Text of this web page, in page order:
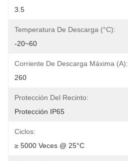
3.5
Temperatura De Descarga (°C):
-20~60
Corriente De Descarga Máxima (A):
260
Protección Del Recinto:
Protección IP65
Ciclos:
≥ 5000 Veces @ 25°C